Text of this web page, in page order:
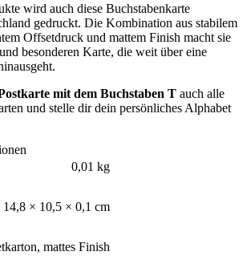
wird auch diese Buchstabenkarte
gedruckt. Die Kombination aus stabilem
Offsetdruck und mattem Finish macht sie
besonderen Karte, die weit über eine
mit dem Buchstaben T auch alle
und stelle dir dein persönliches Alphabet
0,01 kg
14,8 × 10,5 × 0,1 cm
mattes Finish